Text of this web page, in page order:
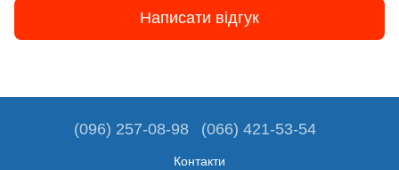
Написати відгук
(096) 257-08-98 (066) 421-53-54
Контакти